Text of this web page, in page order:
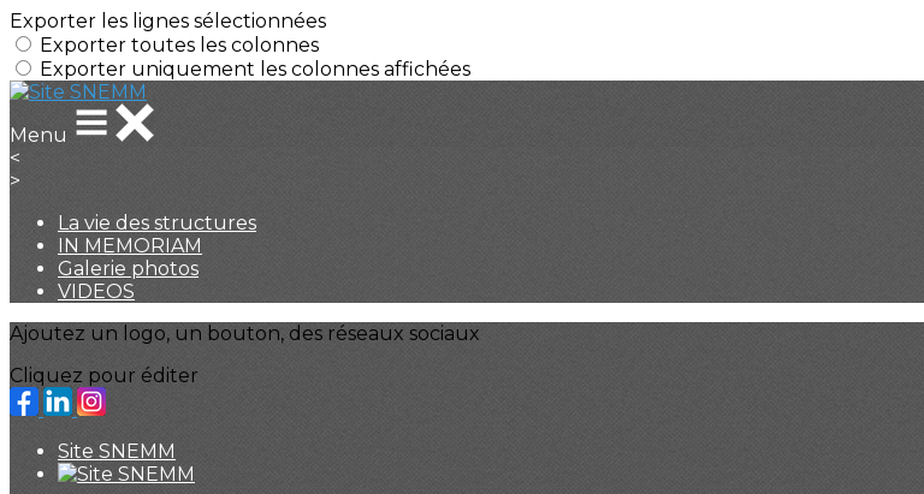
Exporter les lignes sélectionnées
Exporter toutes les colonnes
Exporter uniquement les colonnes affichées
Menu
<
>
La vie des structures
IN MEMORIAM
Galerie photos
VIDEOS
Ajoutez un logo, un bouton, des réseaux sociaux
Cliquez pour éditer
Site SNEMM